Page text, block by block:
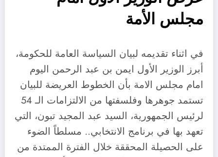
مجلس الأمة
في اثناء تقديمه لبيان السياسة العامة للحكومة،
أبرز الوزير الأول ايمن بن عبد الرحمن اليوم
امام مجلس الامة بأن الخطوط العريضة للبيان
تستمد جوهرها وفلسفتها من الالتزامات الـ 54
لرئيس الجمهورية، السيد عبد المجيد تبون، التي
تعهد بها في برنامج الانتخابي.. مسلطاً الضوء
على الحصيلة المحققة خلال الفترة الممتدة من